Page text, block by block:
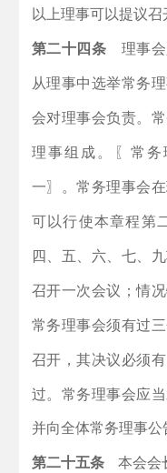
以上理事可以提议召
第二十四条 理事
从理事中选举常务
会对理事会负责。
理事组成。〖常
一〗。常务理事会
可以行使本章程第
四、五、六、七、
召开一次会议；情
常务理事会须有过
召开，其决议必须
过。 常务理事会应
并向全体常务理事公
第二十五条 本会会